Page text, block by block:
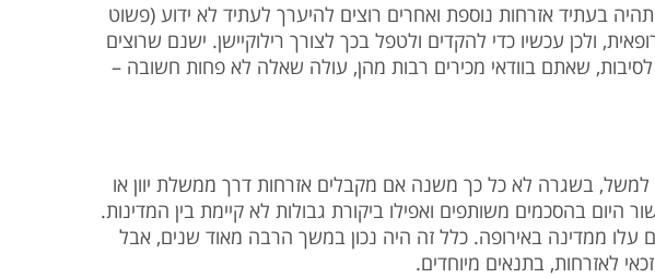
בעתיד אזרחות נוספת ואחרים רוצים להיערך לעתיד לא ידוע (פשוט
ולכן עכשיו כדי להקדים ולטפל בכך לצורך רילוקיישן. ישנם שרוצים
לסיבות, שאתם בוודאי מכירים רבות מהן, עולה שאלה לא פחות חשובה –
למשל, בשגרה לא כל כך משנה אם מקבלים אזרחות דרך ממשלת יוון או
בהסכמים משותפים ואפילו ביקורת גבולות לא קיימת בין המדינות.
עלו ממדינה באירופה. כלל זה היה נכון במשך הרבה מאוד שנים, אבל
לאזרחות, בתנאים מיוחדים.